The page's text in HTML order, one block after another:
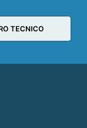
TECNICO